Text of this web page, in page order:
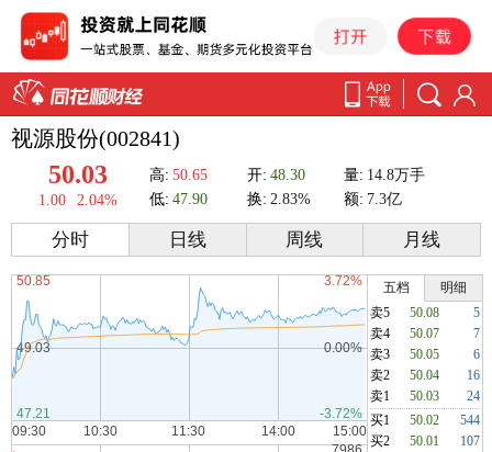
视源股份(002841)
50.03
1.00 2.04%
高: 50.65 开: 48.30 量: 14.8万手
低: 47.90 换: 2.83% 额: 7.3亿
分时 日线 周线 月线
五档
明细
卖5
50.08
5
卖4
50.07
7
卖3
50.05
6
卖2
50.04
16
卖1
50.03
24
买1
50.02
544
买2
50.01
107